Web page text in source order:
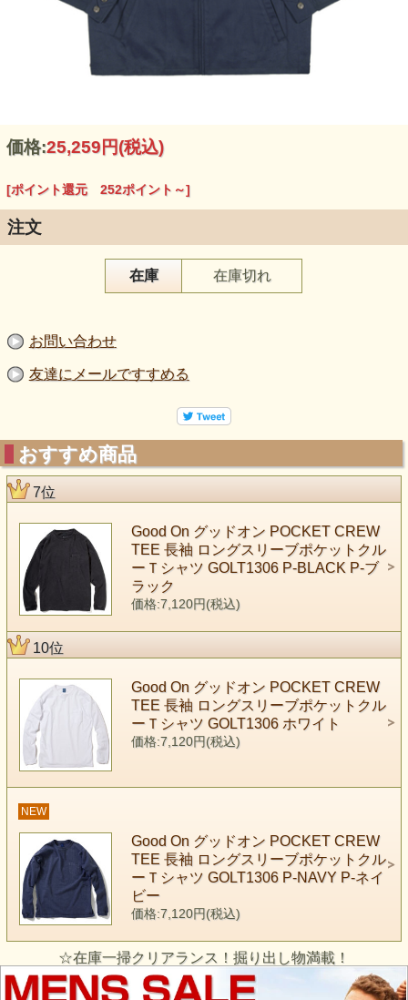
価格:25,259円(税込)
[ポイント還元 252ポイント～]
注文
在庫 在庫切れ
お問い合わせ
友達にメールですすめる
おすすめ商品
7位
Good On グッドオン POCKET CREW
TEE 長袖 ロングスリーブポケットクル
ーＴシャツ GOLT1306 P-BLACK P-ブ
ラック
価格:7,120円(税込)
10位
Good On グッドオン POCKET CREW
TEE 長袖 ロングスリーブポケットクル
ーＴシャツ GOLT1306 ホワイト
価格:7,120円(税込)
NEW
Good On グッドオン POCKET CREW
TEE 長袖 ロングスリーブポケットクル
ーＴシャツ GOLT1306 P-NAVY P-ネイ
ビー
価格:7,120円(税込)
☆在庫一掃クリアランス！掘り出し物満載！